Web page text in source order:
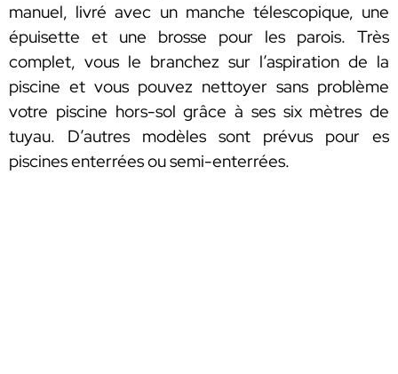
manuel, livré avec un manche télescopique, une
épuisette et une brosse pour les parois. Très
complet, vous le branchez sur l’aspiration de la
piscine et vous pouvez nettoyer sans problème
votre piscine hors-sol grâce à ses six mètres de
tuyau. D’autres modèles sont prévus pour es
piscines enterrées ou semi-enterrées.